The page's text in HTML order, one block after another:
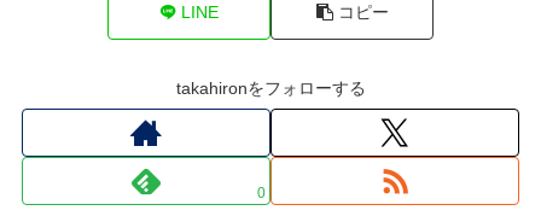
LINE コピー
takahironをフォローする
0